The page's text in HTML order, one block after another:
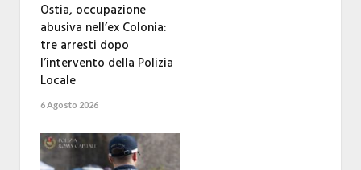
Ostia, occupazione
abusiva nell’ex Colonia:
tre arresti dopo
l’intervento della Polizia
Locale
6 Agosto 2026